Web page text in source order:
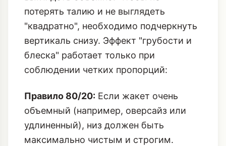
потерять талию и не выглядеть
"квадратно", необходимо подчеркнуть
вертикаль снизу. Эффект "грубости и
блеска" работает только при
соблюдении четких пропорций:
Правило 80/20: Если жакет очень
объемный (например, оверсайз или
удлиненный), низ должен быть
максимально чистым и строгим.